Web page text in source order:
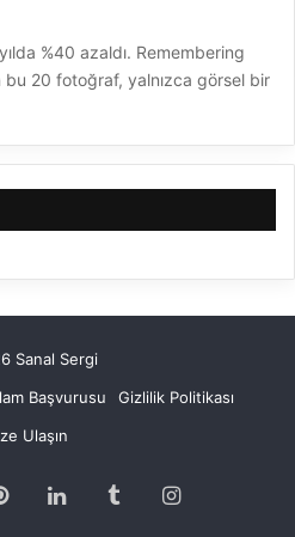
%40 azaldı. Remembering
bu 20 fotoğraf, yalnızca görsel bir
Sanal Sergi
Başvurusu
Gizlilik Politikası
Ulaşın
PinterestLinkedInTumblrInstagram